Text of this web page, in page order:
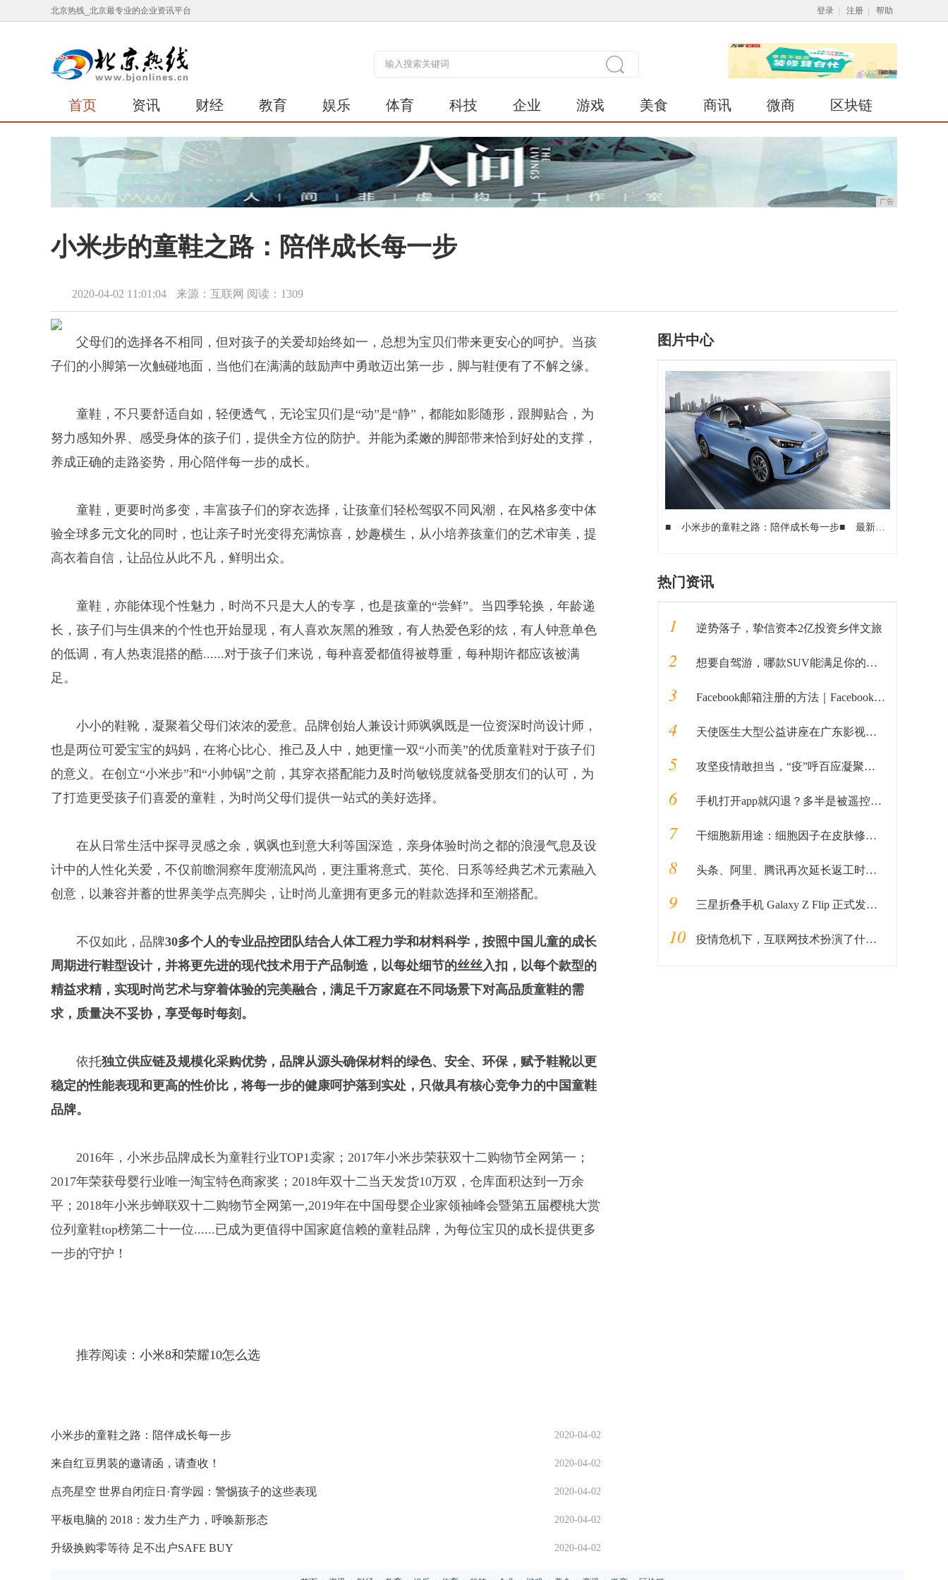
北京热线_北京最专业的企业资讯平台 登录 注册 帮助
首页 资讯 财经 教育 娱乐 体育 科技 企业 游戏 美食 商讯 微商 区块链
广告
​小米步的童鞋之路：陪伴成长每一步
2020-04-02 11:01:04 来源：互联网 阅读：1309
父母们的选择各不相同，但对孩子的关爱却始终如一，总想为宝贝们带来更安心的呵护。当孩
子们的小脚第一次触碰地面，当他们在满满的鼓励声中勇敢迈出第一步，脚与鞋便有了不解之缘。
童鞋，不只要舒适自如，轻便透气，无论宝贝们是“动”是“静”，都能如影随形，跟脚贴合，为
努力感知外界、感受身体的孩子们，提供全方位的防护。并能为柔嫩的脚部带来恰到好处的支撑，
养成正确的走路姿势，用心陪伴每一步的成长。
童鞋，更要时尚多变，丰富孩子们的穿衣选择，让孩童们轻松驾驭不同风潮，在风格多变中体
验全球多元文化的同时，也让亲子时光变得充满惊喜，妙趣横生，从小培养孩童们的艺术审美，提
高衣着自信，让品位从此不凡，鲜明出众。
童鞋，亦能体现个性魅力，时尚不只是大人的专享，也是孩童的“尝鲜”。当四季轮换，年龄递
长，孩子们与生俱来的个性也开始显现，有人喜欢灰黑的雅致，有人热爱色彩的炫，有人钟意单色
的低调，有人热衷混搭的酷......对于孩子们来说，每种喜爱都值得被尊重，每种期许都应该被满
足。
小小的鞋靴，凝聚着父母们浓浓的爱意。品牌创始人兼设计师飒飒既是一位资深时尚设计师，
也是两位可爱宝宝的妈妈，在将心比心、推己及人中，她更懂一双“小而美”的优质童鞋对于孩子们
的意义。在创立“小米步”和“小帅锅”之前，其穿衣搭配能力及时尚敏锐度就备受朋友们的认可，为
了打造更受孩子们喜爱的童鞋，为时尚父母们提供一站式的美好选择。
在从日常生活中探寻灵感之余，飒飒也到意大利等国深造，亲身体验时尚之都的浪漫气息及设
计中的人性化关爱，不仅前瞻洞察年度潮流风尚，更注重将意式、英伦、日系等经典艺术元素融入
创意，以兼容并蓄的世界美学点亮脚尖，让时尚儿童拥有更多元的鞋款选择和至潮搭配。
不仅如此，品牌30多个人的专业品控团队结合人体工程力学和材料科学，按照中国儿童的成长
周期进行鞋型设计，并将更先进的现代技术用于产品制造，以每处细节的丝丝入扣，以每个款型的
精益求精，实现时尚艺术与穿着体验的完美融合，满足千万家庭在不同场景下对高品质童鞋的需
求，质量决不妥协，享受每时每刻。
依托独立供应链及规模化采购优势，品牌从源头确保材料的绿色、安全、环保，赋予鞋靴以更
稳定的性能表现和更高的性价比，将每一步的健康呵护落到实处，只做具有核心竞争力的中国童鞋
品牌。
2016年，小米步品牌成长为童鞋行业TOP1卖家；2017年小米步荣获双十二购物节全网第一；
2017年荣获母婴行业唯一淘宝特色商家奖；2018年双十二当天发货10万双，仓库面积达到一万余
平；2018年小米步蝉联双十二购物节全网第一,2019年在中国母婴企业家领袖峰会暨第五届樱桃大赏
位列童鞋top榜第二十一位......已成为更值得中国家庭信赖的童鞋品牌，为每位宝贝的成长提供更多
一步的守护！
推荐阅读： 小米8和荣耀10怎么选
2020-04-02
​小米步的童鞋之路：陪伴成长每一步
2020-04-02
来自红豆男装的邀请函，请查收！
2020-04-02
点亮星空 世界自闭症日·育学园：警惕孩子的这些表现
2020-04-02
平板电脑的 2018：发力生产力，呼唤新形态
2020-04-02
升级换购零等待 足不出户SAFE BUY
图片中心
■ ​小米步的童鞋之路：陪伴成长每一步■ 最新出炉！2020年10款最佳Windows平板电脑：您的最好的助手
热门资讯
1 逆势落子，挚信资本2亿投资乡伴文旅
2 想要自驾游，哪款SUV能满足你的所有预期？
3 Facebook邮箱注册的方法｜Facebook如何用邮箱注册的教程全解析
4 天使医生大型公益讲座在广东影视频道特别播出！
5 攻坚疫情敢担当，“疫”呼百应凝聚解放人
6 手机打开app就闪退？多半是被遥控了，请警惕
7 干细胞新用途：细胞因子在皮肤修复领域的新应用
8 头条、阿里、腾讯再次延长返工时间，老牌外企IBM竟推迟到3月
9 三星折叠手机 Galaxy Z Flip 正式发布 可以九十度展开自拍免脚架
10 疫情危机下，互联网技术扮演了什么角色